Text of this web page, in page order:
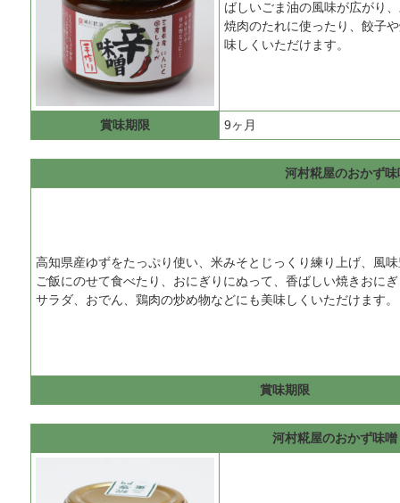
ばしいごま油の風味が広がり
焼肉のたれに使ったり、餃子
味しくいただけます。
賞味期限 9ヶ月
河村糀屋のおかず
高知県産ゆずをたっぷり使い、米みそとじっくり練り上げ、風
ご飯にのせて食べたり、おにぎりにぬって、香ばしい焼きおに
サラダ、おでん、鶏肉の炒め物などにも美味しくいただけます。
賞味期限
河村糀屋のおかず味